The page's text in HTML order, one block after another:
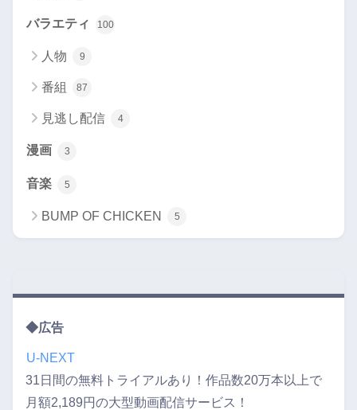
バラエティ 100
人物 9
番組 87
見逃し配信 4
漫画 3
音楽 5
BUMP OF CHICKEN 5
◆広告
U-NEXT
31日間の無料トライアルあり！作品数20万本以上で
月額2,189円の大型動画配信サービス！